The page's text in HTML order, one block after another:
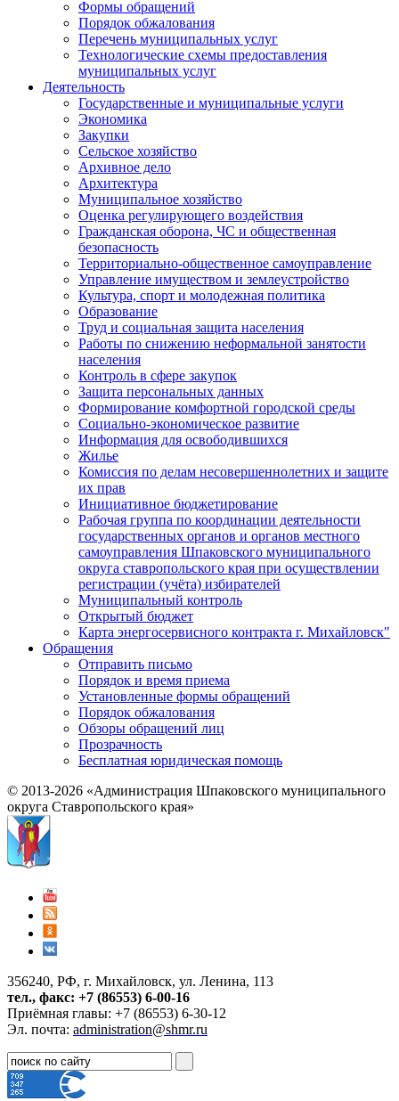
Формы обращений
Порядок обжалования
Перечень муниципальных услуг
Технологические схемы предоставления
муниципальных услуг
Деятельность
Государственные и муниципальные услуги
Экономика
Закупки
Сельское хозяйство
Архивное дело
Архитектура
Муниципальное хозяйство
Оценка регулирующего воздействия
Гражданская оборона, ЧС и общественная
безопасность
Территориально-общественное самоуправление
Управление имуществом и землеустройство
Культура, спорт и молодежная политика
Образование
Труд и социальная защита населения
Работы по снижению неформальной занятости
населения
Контроль в сфере закупок
Защита персональных данных
Формирование комфортной городской среды
Социально-экономическое развитие
Информация для освободившихся
Жилье
Комиссия по делам несовершеннолетних и защите
их прав
Инициативное бюджетирование
Рабочая группа по координации деятельности
государственных органов и органов местного
самоуправления Шпаковского муниципального
округа ставропольского края при осуществлении
регистрации (учёта) избирателей
Муниципальный контроль
Открытый бюджет
Карта энергосервисного контракта г. Михайловск"
Обращения
Отправить письмо
Порядок и время приема
Установленные формы обращений
Порядок обжалования
Обзоры обращений лиц
Прозрачность
Бесплатная юридическая помощь
© 2013-2026 «Администрация Шпаковского муниципального
округа Ставропольского края»
356240, РФ, г. Михайловск, ул. Ленина, 113
тел., факс: +7 (86553) 6-00-16
Приёмная главы: +7 (86553) 6-30-12
Эл. почта: administration@shmr.ru